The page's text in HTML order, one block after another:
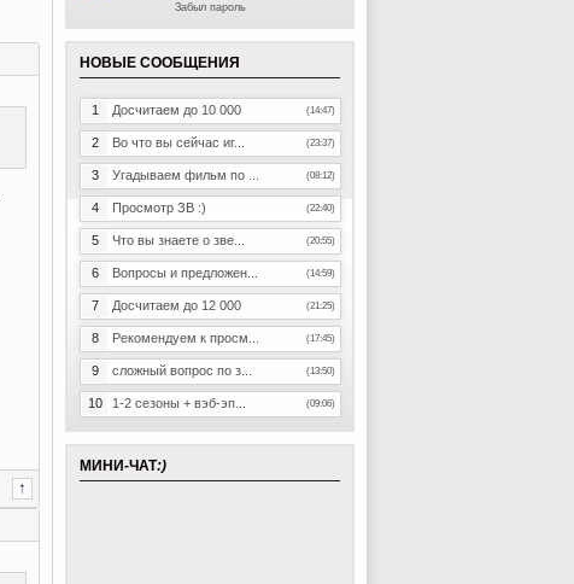
Забыл пароль
НОВЫЕ СООБЩЕНИЯ
1 Досчитаем до 10 000 (14:47)
2 Во что вы сейчас иг... (23:37)
3 Угадываем фильм по ... (08:12)
4 Просмотр ЗВ :) (22:40)
5 Что вы знаете о зве... (20:55)
6 Вопросы и предложен... (14:59)
7 Досчитаем до 12 000 (21:25)
8 Рекомендуем к просм... (17:45)
9 сложный вопрос по з... (13:50)
10 1-2 сезоны + вэб-эп... (09:06)
МИНИ-ЧАТ:)